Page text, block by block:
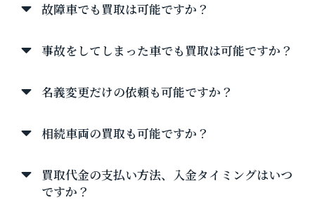
故障車でも買取は可能ですか？
事故をしてしまった車でも買取は可能ですか？
名義変更だけの依頼も可能ですか？
相続車両の買取も可能ですか？
買取代金の支払い方法、入金タイミングはいつ
ですか？